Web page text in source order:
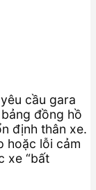
cầu gara
đồng hồ
định thân xe.
hoặc lỗi cảm
xe “bất